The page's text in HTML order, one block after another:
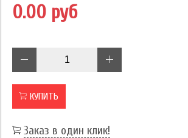
0.00 руб
КУПИТЬ
Заказ в один клик!